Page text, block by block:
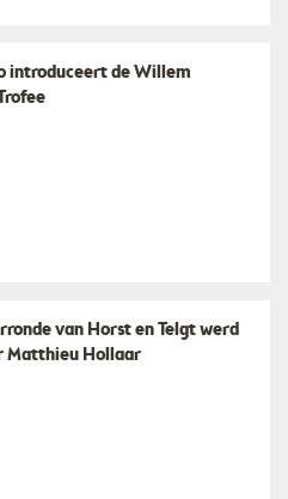
introduceert de Willem
van Horst en Telgt werd
Matthieu Hollaar